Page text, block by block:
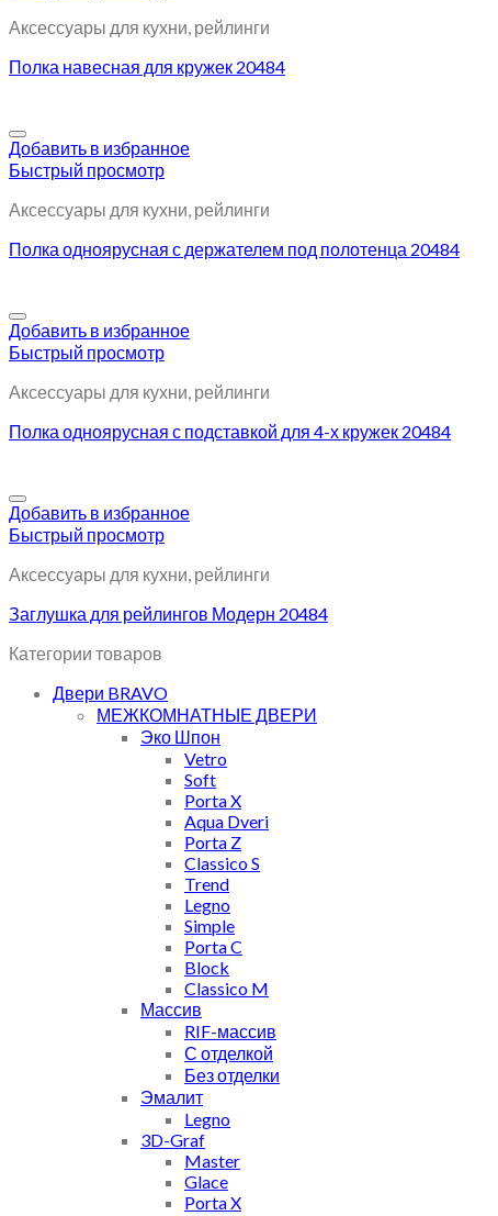
Аксессуары для кухни, рейлинги
Полка навесная для кружек 20484
Добавить в избранное
Быстрый просмотр
Аксессуары для кухни, рейлинги
Полка одноярусная с держателем под полотенца 20484
Добавить в избранное
Быстрый просмотр
Аксессуары для кухни, рейлинги
Полка одноярусная с подставкой для 4-х кружек 20484
Добавить в избранное
Быстрый просмотр
Аксессуары для кухни, рейлинги
Заглушка для рейлингов Модерн 20484
Категории товаров
Двери BRAVO
МЕЖКОМНАТНЫЕ ДВЕРИ
Эко Шпон
Vetro
Soft
Porta X
Aqua Dveri
Porta Z
Classico S
Trend
Legno
Simple
Porta C
Block
Classico M
Массив
RIF-массив
С отделкой
Без отделки
Эмалит
Legno
3D-Graf
Master
Glace
Porta X